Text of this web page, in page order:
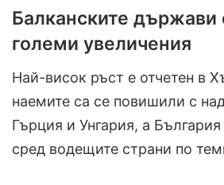
Балканските държави
големи увеличения
Най-висок ръст е отчетен в
наемите са се повишили с
Гърция и Унгария, а
сред водещите страни по